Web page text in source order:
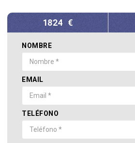
1824 €
NOMBRE
EMAIL
TELÉFONO